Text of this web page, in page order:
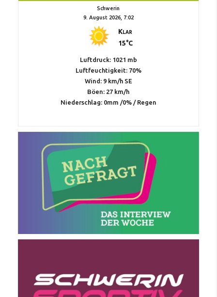
Schwerin
9. August 2026, 7:02
Klar
15°C
Luftdruck: 1021 mb
Luftfeuchtigkeit: 70%
Wind: 9 km/h SE
Böen: 27 km/h
Niederschlag: 0mm /0%/ Regen